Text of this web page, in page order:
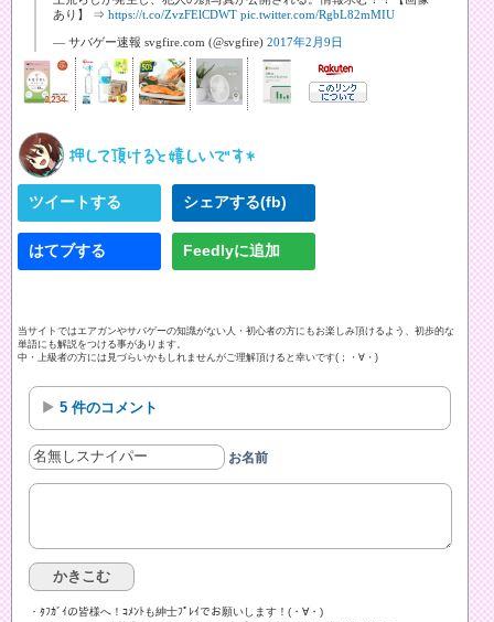
あり】 ⇒ https://t.co/ZvzFElCDWT pic.twitter.com/RgbL82mMIU
— サバゲー速報 svgfire.com (@svgfire) 2017年2月9日
ツイートする シェアする(fb)
はてブする Feedlyに追加
当サイトではエアガンやサバゲーの知識がない人・初心者の方にもお楽しみ頂けるよう、初歩的な
単語にも解説をつける事があります。
中・上級者の方には見づらいかもしれませんがご理解頂けると幸いです(；・∀・)
5 件のコメント
お名前
・ﾀﾌｶﾞｲの皆様へ！ｺﾒﾝﾄも紳士ﾌﾟﾚｲでお願いします！(・∀・)ゞ